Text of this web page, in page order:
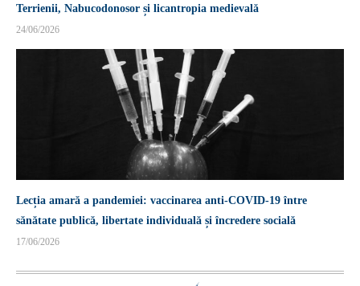
Terrienii, Nabucodonosor și licantropia medievală
24/06/2026
Lecția amară a pandemiei: vaccinarea anti-COVID-19 între
sănătate publică, libertate individuală și încredere socială
17/06/2026